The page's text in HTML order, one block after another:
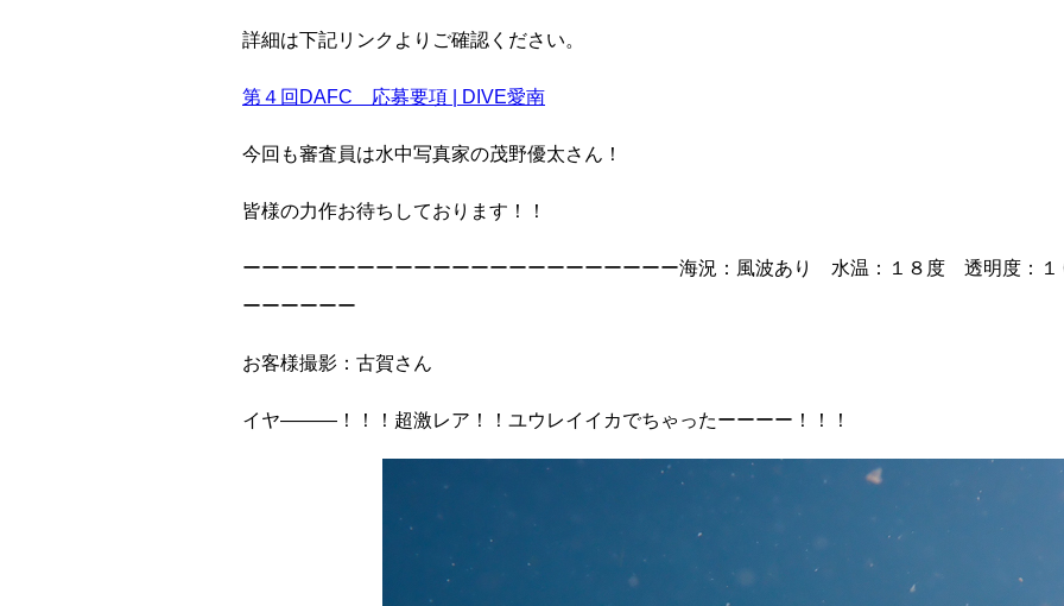
詳細は下記リンクよりご確認ください。
第４回DAFC 応募要項 | DIVE愛南
今回も審査員は水中写真家の茂野優太さん！
皆様の力作お待ちしております！！
ーーーーーーーーーーーーーーーーーーーーーーー海況：風波あり 水温：１８度 透明度：１
ーーーーーー
お客様撮影：古賀さん
イヤ―――！！！超激レア！！ユウレイイカでちゃったーーーー！！！